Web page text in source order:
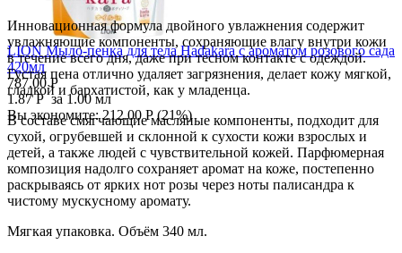
Вы экономите:676.00 Р(
LION Мыло-пенка для тела Hadakara с ароматом розового сада
420мл
787.00 Р
1.87 Рза 1.00 мл
Вы экономите:212.00 Р(21%)
Инновационная формула двойного увлажнения содержит
увлажняющие компоненты, сохраняющие влагу внутри кожи
в течение всего дня, даже при тесном контакте с одеждой.
Густая пена отлично удаляет загрязнения, делает кожу мягкой,
гладкой и бархатистой, как у младенца.
В составе смягчающие масляные компоненты, подходит для
сухой, огрубевшей и склонной к сухости кожи взрослых и
детей, а также людей с чувствительной кожей. Парфюмерная
композиция надолго сохраняет аромат на коже, постепенно
раскрываясь от ярких нот розы через ноты палисандра к
чистому мускусному аромату.
Мягкая упаковка. Объём 340 мл.